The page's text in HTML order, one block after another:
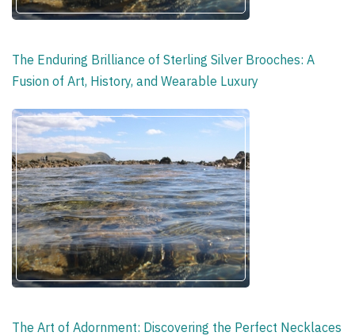
The Enduring Brilliance of Sterling Silver Brooches: A
Fusion of Art, History, and Wearable Luxury
The Art of Adornment: Discovering the Perfect Necklaces